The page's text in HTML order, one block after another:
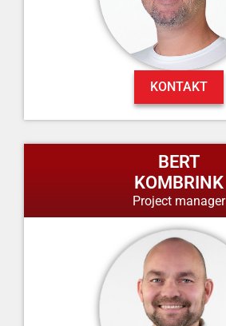
KONTAKT
BERT
KOMBRINK
Project manager